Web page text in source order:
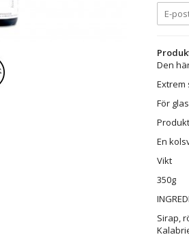
Den
Extrem
För
En
Vikt
350g
Sirap,